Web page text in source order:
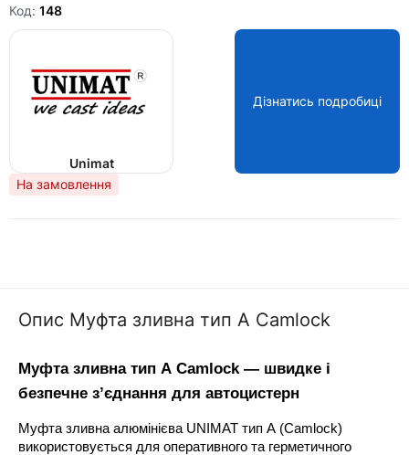
Код: 148
Unimat
Дізнатись подробиці
На замовлення
Опис Муфта зливна тип А Camlock
Муфта зливна тип А Camlock — швидке і
безпечне з’єднання для автоцистерн
Муфта зливна алюмінієва UNIMAT тип А (Camlock)
використовується для оперативного та герметичного